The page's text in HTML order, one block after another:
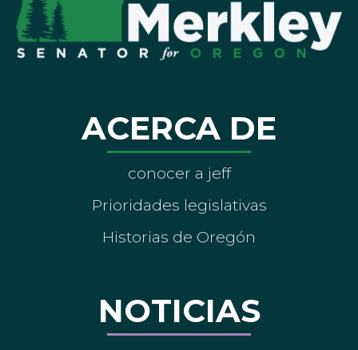
ACERCA DE
conocer a jeff
Prioridades legislativas
Historias de Oregón
NOTICIAS